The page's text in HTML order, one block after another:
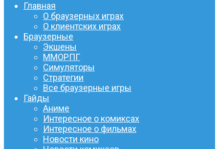
Главная
О браузерных играх
О клиентских играх
Браузерные
Экшены
ММОРПГ
Симуляторы
Стратегии
Все браузерные игры
Гайды
Аниме
Интересное о комиксах
Интересное о фильмах
Новости кино